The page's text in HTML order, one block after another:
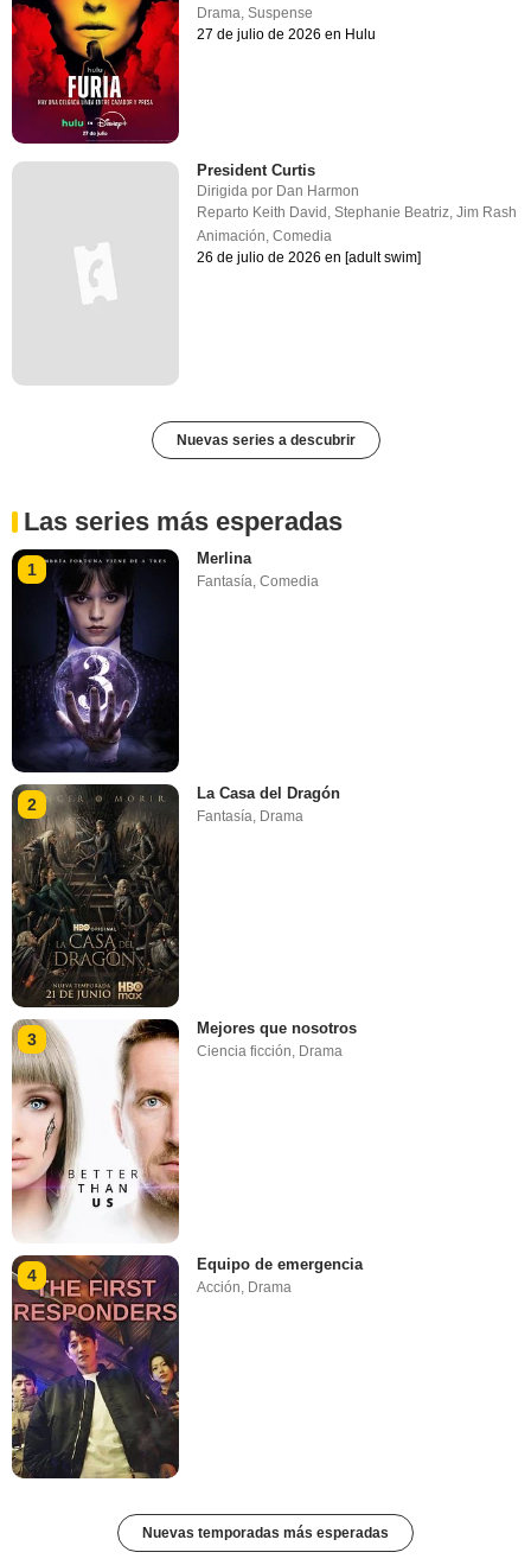
Drama,Suspense
27 de julio de 2026 en Hulu
President Curtis
Dirigida por Dan Harmon
Reparto Keith David ,Stephanie Beatriz,Jim Rash
Animación,Comedia
26 de julio de 2026 en [adult swim]
Nuevas series a descubrir
Las series más esperadas
1
Merlina
Fantasía ,Comedia
2
La Casa del Dragón
Fantasía, Drama
3
Mejores que nosotros
Ciencia ficción, Drama
4
Equipo de emergencia
Acción Drama
Nuevas temporadas más esperadas